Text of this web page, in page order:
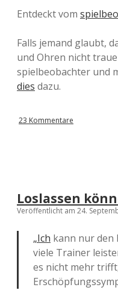
Entdeckt vom
Falls jemand glaubt,
und Ohren nicht
spielbeobachter und
dies dazu.
23 Kommentare
Loslassen
Veröffentlicht am 24.
„Ich kann nur den
viele Trainer
es nicht mehr